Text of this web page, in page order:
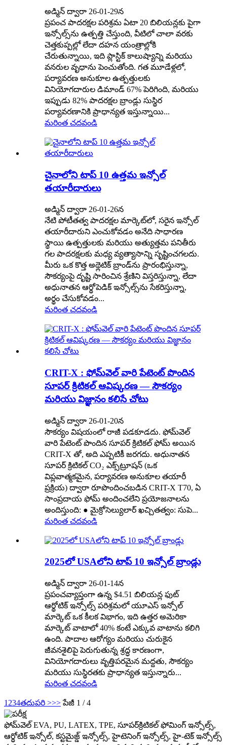
అడ్మిన్ ద్వారా 26-01-29న
ప్రపంచ పాదరక్షల పరిశ్రమ ఏటా 20 బిలియన్లకు పైగా
ఇన్సోల్స్‌ను ఉత్పత్తి చేస్తుంది, వీటిలో చాలా వరకు
చెత్తకుప్పల్లో లేదా దహన యంత్రాల్లోకి
చేరుతున్నాయి, ఇది ప్లాస్టిక్ కాలుష్యాన్ని మరియు
వనరుల వృధాను పెంచుతోంది. గత మూడేళ్లలో,
పర్యావరణ అనుకూల ఉత్పత్తులకు
వినియోగదారుల డిమాండ్ 67% పెరిగింది, మరియు
ఇప్పుడు 82% పాదరక్షల బ్రాండ్లు సుస్థిర
పర్యావరణానికి ప్రాధాన్యత ఇస్తున్నాయి...
మరింత చదవండి
చైనాలోని టాప్ 10 ఉత్తమ ఇన్సోల్
తయారీదారులు
అడ్మిన్ ద్వారా 26-01-26న
నేటి పోటీతత్వ పాదరక్షల మార్కెట్‌లో, సరైన ఇన్సోల్
తయారీదారుని ఎంచుకోవడం అనేది సాధారణ
స్థాయి ఉత్పత్తులకు మరియు అత్యుత్తమ పనితీరు
గల పాదరక్షలకు మధ్య వ్యత్యాసాన్ని సృష్టించగలదు.
మీరు ఒక కొత్త అథ్లెటిక్ బ్రాండ్‌ను ప్రారంభిస్తున్నా,
సౌకర్యంపై దృష్టి సారించిన శ్రేణిని విస్తరిస్తున్నా, లేదా
అధునాతన ఆర్థోపెడిక్ ఇన్సోల్స్‌ను సేకరిస్తున్నా,
అర్థం చేసుకోవడం...
మరింత చదవండి
CRIT-X : ఫోమ్‌వెల్ వారి పేటెంట్ పొందిన
సూపర్ క్రిటికల్ ఆవిష్కరణ — సౌకర్యం
మరియు విజ్ఞానం కలిసే చోటు
అడ్మిన్ ద్వారా 26-01-20న
సౌకర్యం విషయంలో రాజీ పడకూడదు. ఫోమ్‌వెల్
వారి పేటెంట్ పొందిన సూపర్ క్రిటికల్ ఫోమ్ అయిన
CRIT-X తో, అది ఎప్పటికీ జరగదు. అధునాతన
సూపర్ క్రిటికల్ CO₂ ఎక్స్‌ట్రూషన్ (ఒక
విప్లవాత్మకమైన, పర్యావరణ అనుకూల తయారీ
ప్రక్రియ) ద్వారా రూపొందించబడిన CRIT-X T70, ఏ
సాంప్రదాయ ఫోమ్ అందించలేని ప్రయోజనాలను
అందిస్తుంది: ● మైక్రోసెల్యులార్ ఖచ్చితత్వం: సుపె...
మరింత చదవండి
2025లో USAలోని టాప్ 10 ఇన్సోల్ బ్రాండ్లు
అడ్మిన్ ద్వారా 26-01-14న
ప్రపంచవ్యాప్తంగా ఉన్న $4.51 బిలియన్ల ఫుట్
ఆర్థోటిక్ ఇన్సోల్స్ పరిశ్రమలో యూఎస్ ఇన్సోల్
మార్కెట్ ఒక కీలక విభాగం, ఇది ఉత్తర అమెరికా
మార్కెట్ వాటాలో 40% కంటే ఎక్కువ వాటాను కలిగి
ఉంది. పాదాల ఆరోగ్యం మరియు చురుకైన
జీవనశైలిపై పెరుగుతున్న శ్రద్ధ కారణంగా,
వినియోగదారులు వృత్తిపరమైన మద్దతు, సౌకర్యం
మరియు సుస్థిరతకు ప్రాధాన్యత ఇస్తున్నారు...
మరింత చదవండి
1 234తదుపరి >>> పేజీ 1 / 4
ఫోమ్‌వెల్ EVA, PU, ​​LATEX, TPE, సూపర్‌క్రిటికల్ ఫోమింగ్ ఇన్సోల్స్,
ఆర్థోటిక్ ఇన్సోల్, కస్టమైజ్డ్ ఇన్సోల్స్, హైటెనింగ్ ఇన్సోల్స్, హై-టెక్ ఇన్సోల్స్